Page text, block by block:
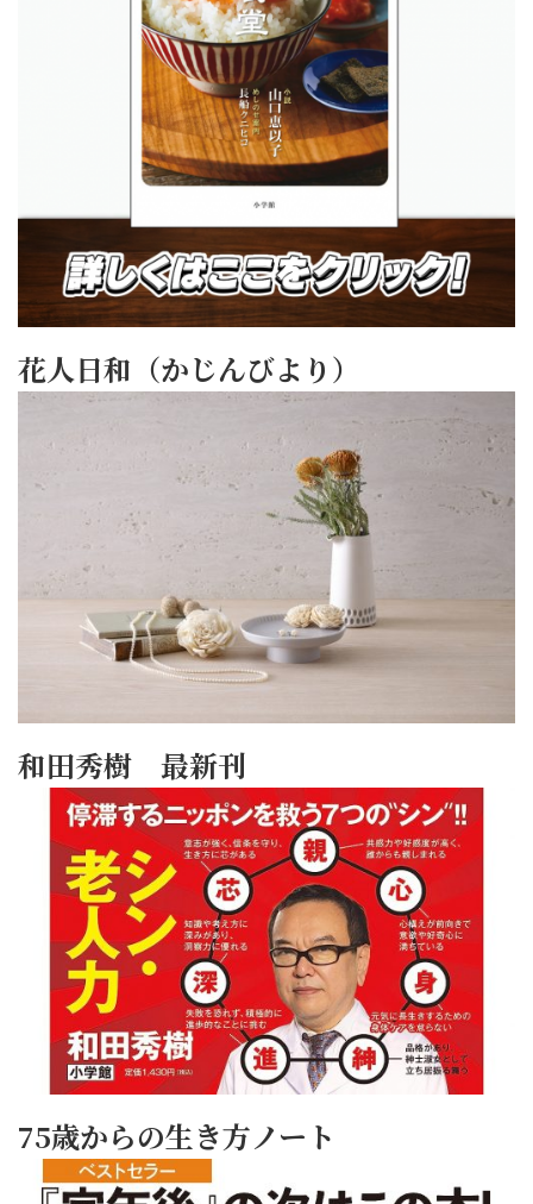
花人日和（かじんびより）
和田秀樹 最新刊
75歳からの生き方ノート